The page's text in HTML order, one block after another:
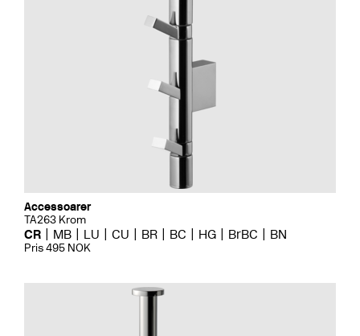
Accessoarer
TA263 Krom
CR MB LU CU BR BC HG BrBC BN
Pris 495 NOK